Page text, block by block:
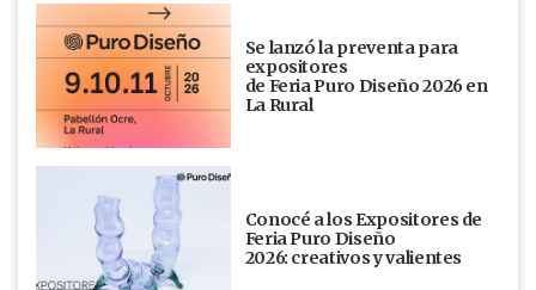
Se lanzó la preventa para
expositores
de Feria Puro Diseño 2026 en
La Rural
Conocé a los Expositores de
Feria Puro Diseño
2026: creativos y valientes